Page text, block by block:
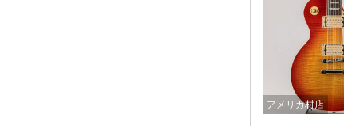
アメリカ村店